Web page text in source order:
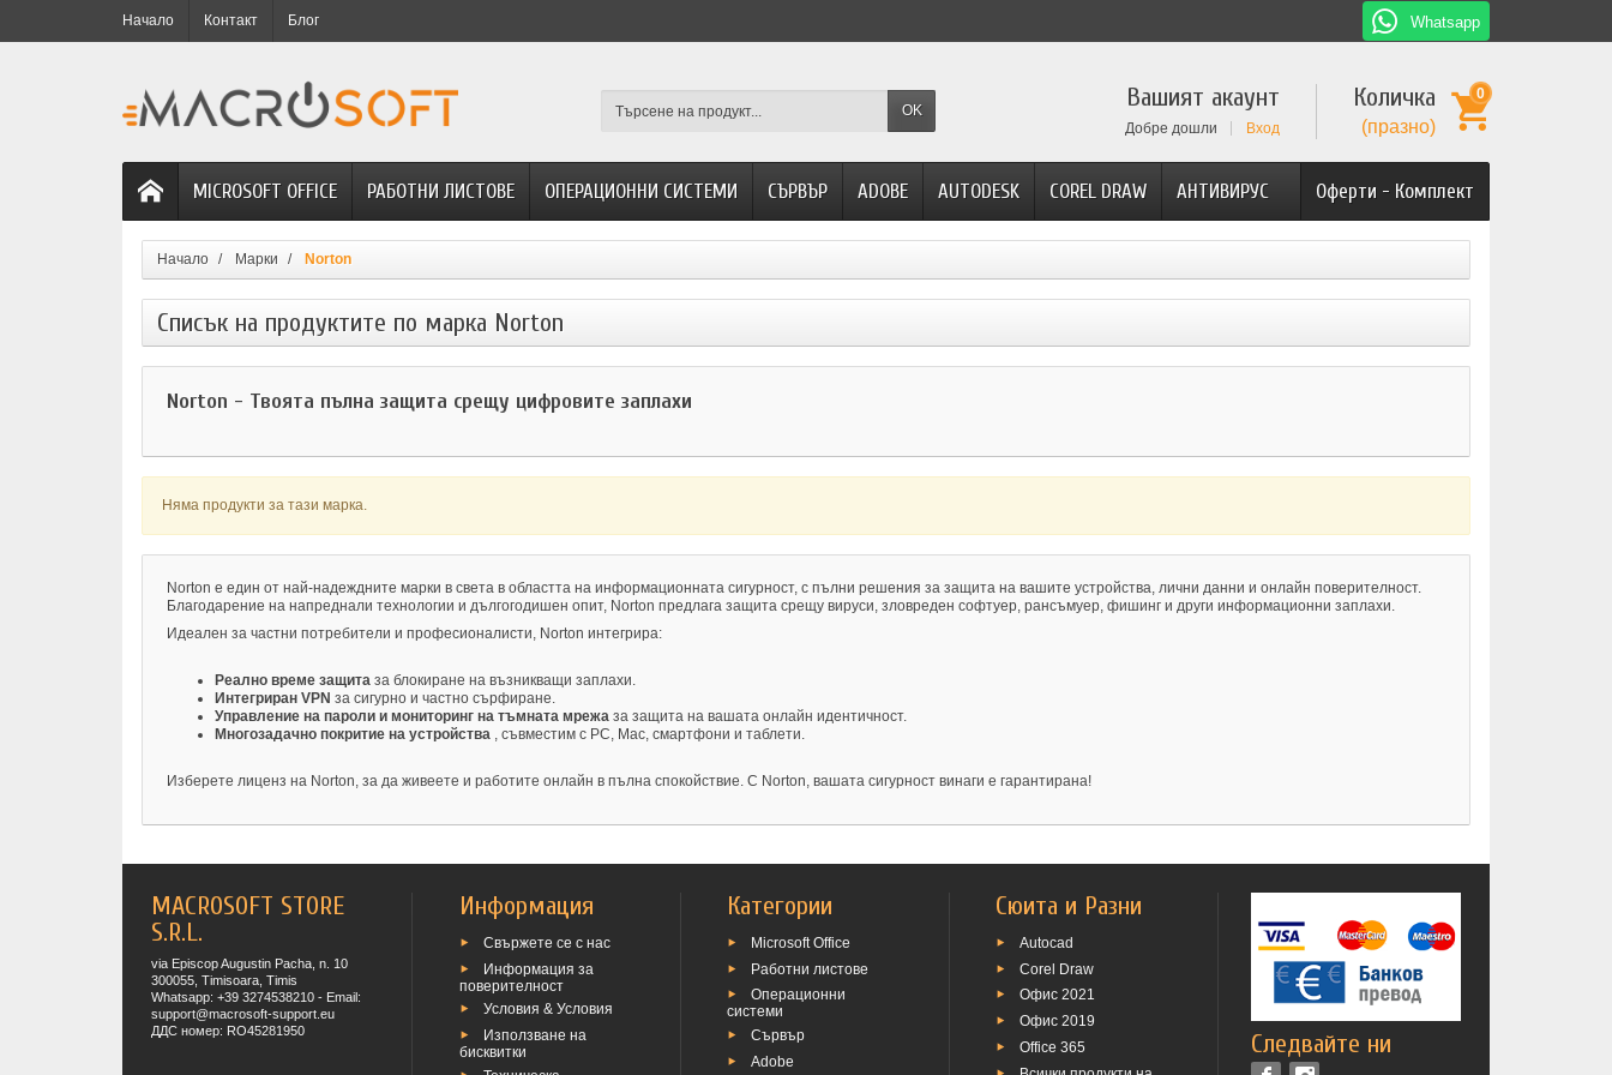
Начало Контакт Блог Whatsapp
OK Количка
(празно)
0
Вашият акаунт
Добре дошли Вход
Оферти - Комплект
MICROSOFT OFFICE РАБОТНИ ЛИСТОВЕ ОПЕРАЦИОННИ СИСТЕМИ СЪРВЪР ADOBE AUTODESK COREL DRAW АНТИВИРУС
Начало Марки Norton
Списък на продуктите по марка Norton
Norton - Твоята пълна защита срещу цифровите заплахи
Няма продукти за тази марка.
Norton е един от най-надеждните марки в света в областта на информационната сигурност, с пълни решения за защита на вашите устройства, лични данни и онлайн поверителност.
Благодарение на напреднали технологии и дългогодишен опит, Norton предлага защита срещу вируси, зловреден софтуер, рансъмуер, фишинг и други информационни заплахи.
Идеален за частни потребители и професионалисти, Norton интегрира:
Реално време защита за блокиране на възникващи заплахи.
Интегриран VPN за сигурно и частно сърфиране.
Управление на пароли и мониторинг на тъмната мрежа за защита на вашата онлайн идентичност.
Многозадачно покритие на устройства , съвместим с PC, Mac, смартфони и таблети.
Изберете лиценз на Norton, за да живеете и работите онлайн в пълна спокойствие. С Norton, вашата сигурност винаги е гарантирана!
MACROSOFT STORE
S.R.L.
via Episcop Augustin Pacha, n. 10
300055, Timisoara, Timis
Whatsapp: +39 3274538210 - Email:
support@macrosoft-support.eu
ДДС номер: RO45281950
Информация
Свържете се с нас
Информация за
поверителност
Условия & Условия
Използване на
бисквитки
Категории
Microsoft Office
Работни листове
Операционни
системи
Сървър
Adobe
Сюита и Разни
Autocad
Corel Draw
Офис 2021
Офис 2019
Office 365
Следвайте ни